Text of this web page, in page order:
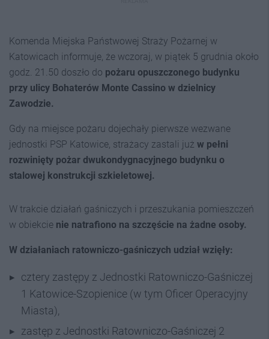
Komenda Miejska Państwowej Straży Pożarnej w
Katowicach informuje, że wczoraj, w piątek 5 grudnia około
godz. 21.50 doszło do pożaru opuszczonego budynku
przy ulicy Bohaterów Monte Cassino w dzielnicy
Zawodzie.
Gdy na miejsce pożaru dojechały pierwsze wezwane
jednostki PSP Katowice, strażacy zastali już w pełni
rozwinięty pożar dwukondygnacyjnego budynku o
stalowej konstrukcji szkieletowej.
W trakcie działań gaśniczych i przeszukania pomieszczeń
w obiekcie nie natrafiono na szczęście na żadne osoby.
W działaniach ratowniczo-gaśniczych udział wzięły:
cztery zastępy z Jednostki Ratowniczo-Gaśniczej
1 Katowice-Szopienice (w tym Oficer Operacyjny
Miasta),
zastęp z Jednostki Ratowniczo-Gaśniczej 2